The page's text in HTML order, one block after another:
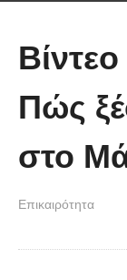
πρώτη
Πώς
στο
Επικαιρότητα